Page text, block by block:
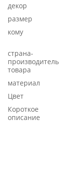
декор
размер
кому
страна-
производитель
товара
материал
Цвет
Короткое
описание